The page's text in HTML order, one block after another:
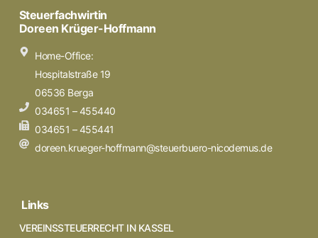
Steuerfachwirtin
Doreen Krüger-Hoffmann
Home-Office:
Hospitalstraße 19
06536 Berga
034651 – 455440
034651 – 455441
doreen.krueger-hoffmann@steuerbuero-nicodemus.de
Links
VEREINSSTEUERRECHT IN KASSEL